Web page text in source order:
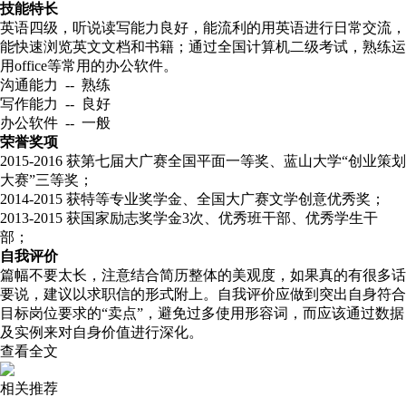
技能特长
英语四级，听说读写能力良好，能流利的用英语进行日常交流，
能快速浏览英文文档和书籍；通过全国计算机二级考试，熟练运
用office等常用的办公软件。
沟通能力 -- 熟练
写作能力 -- 良好
办公软件 -- 一般
荣誉奖项
2015-2016 获第七届大广赛全国平面一等奖、蓝山大学“创业策划
大赛”三等奖；
2014-2015 获特等专业奖学金、全国大广赛文学创意优秀奖；
2013-2015 获国家励志奖学金3次、优秀班干部、优秀学生干
部；
自我评价
篇幅不要太长，注意结合简历整体的美观度，如果真的有很多话
要说，建议以求职信的形式附上。自我评价应做到突出自身符合
目标岗位要求的“卖点”，避免过多使用形容词，而应该通过数据
及实例来对自身价值进行深化。
查看全文
相关推荐